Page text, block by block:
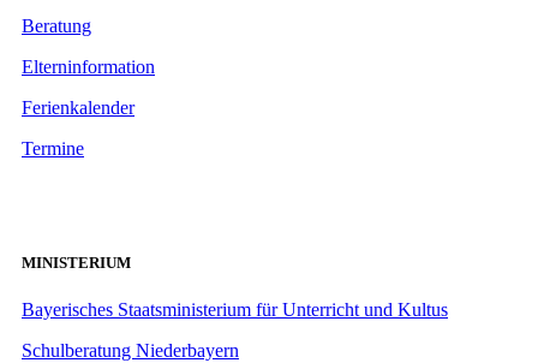
Beratung
Elterninformation
Ferienkalender
Termine
MINISTERIUM
Bayerisches Staatsministerium für Unterricht und Kultus
Schulberatung Niederbayern